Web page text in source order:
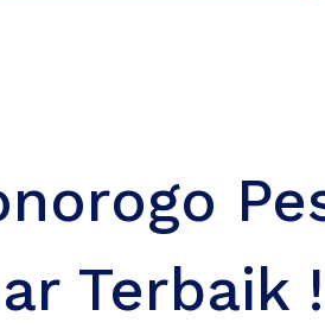
Terbaik !